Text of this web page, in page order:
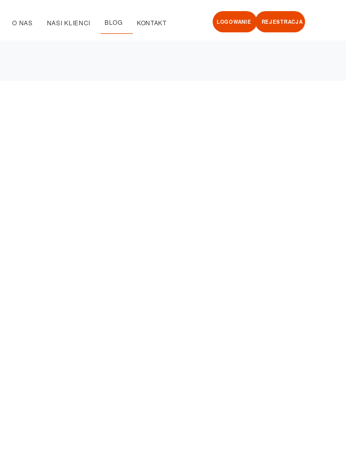
O NAS NASI KLIENCI BLOG KONTAKT LOGOWANIE REJESTRACJA